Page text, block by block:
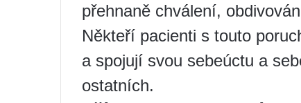
přehnaně chválení,
Někteří pacienti s touto
a spojují svou sebeúctu a
ostatních.